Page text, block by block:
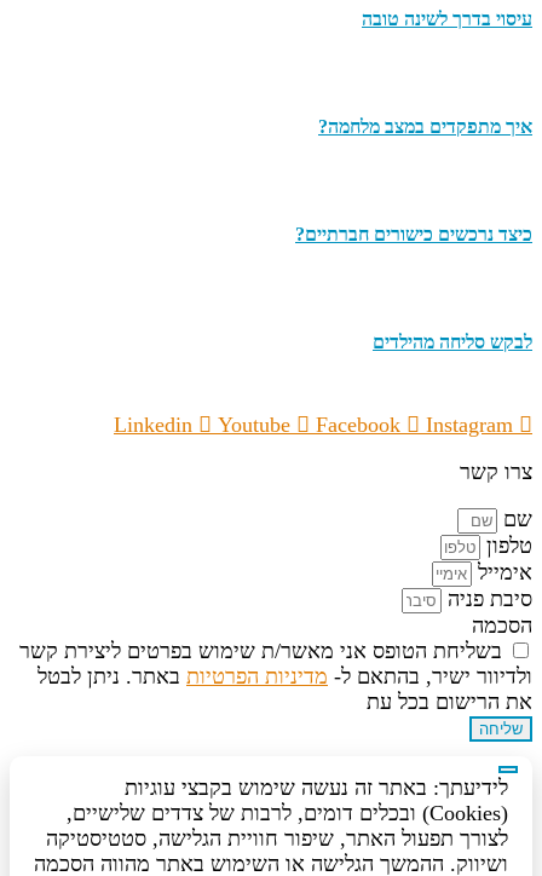
עיסוי בדרך לשינה טובה
איך מתפקדים במצב מלחמה?
כיצד נרכשים כישורים חברתיים?
לבקש סליחה מהילדים
Linkedin Youtube Facebook
Instagram
צרו קשר
שם
טלפון
אימייל
סיבת פניה
הסכמה
בשליחת הטופס אני מאשר/ת שימוש בפרטים ליצירת קשר
ולדיוור ישיר, בהתאם ל- מדיניות הפרטיות באתר. ניתן לבטל
את הרישום בכל עת
שליחה
לידיעתך: באתר זה נעשה שימוש בקבצי עוגיות
(Cookies) ובכלים דומים, לרבות של צדדים שלישיים,
לצורך תפעול האתר, שיפור חוויית הגלישה, סטטיסטיקה
ושיווק. ההמשך הגלישה או השימוש באתר מהווה הסכמה